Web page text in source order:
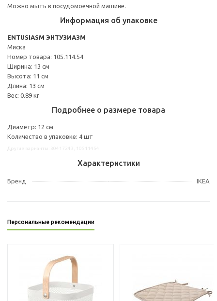
Можно мыть в посудомоечной машине.
Информация об упаковке
ENTUSIASM ЭНТУЗИАЗМ
Миска
Номер товара: 105.114.54
Ширина: 13 см
Высота: 11 см
Длина: 13 см
Вес: 0.89 кг
Подробнее о размере товара
Диаметр: 12 см
Количество в упаковке: 4 шт
Характеристики
Бренд IKEA
Персональные рекомендации